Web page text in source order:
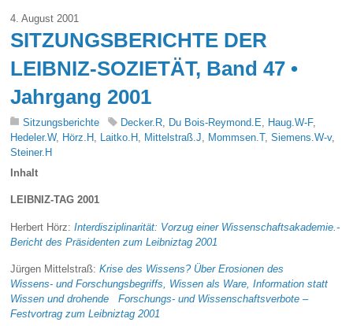
4. August 2001
SITZUNGSBERICHTE DER
LEIBNIZ-SOZIETÄT, Band 47 •
Jahrgang 2001
Sitzungsberichte Decker.R Du Bois-Reymond.E Haug.W-F,
Hedeler.W, Hörz.H Laitko.H Mittelstraß.J Mommsen.T,Siemens.W-v,
Steiner.H
Inhalt
LEIBNIZ-TAG 2001
Herbert Hörz:Interdisziplinarität: Vorzug einer Wissenschaftsakademie.-
Bericht des Präsidenten zum Leibniztag 2001
Jürgen Mittelstraß:Krise des Wissens? Über Erosionen des
Wissens- und Forschungsbegriffs, Wissen als Ware, Information statt
Wissen und drohende Forschungs- und Wissenschaftsverbote –
Festvortrag zum Leibniztag 2001